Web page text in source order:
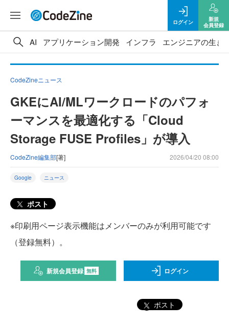
ログイン
新規
会員登録
AI アプリケーション開発 インフラ エンジニアの生き
CodeZineニュース
GKEにAI/MLワークロードのパフォ
ーマンスを最適化する「Cloud
Storage FUSE Profiles」が導入
CodeZine編集部[著] 2026/04/20 08:00
Google ニュース
ポスト
※印刷用ページ表示機能はメンバーのみが利用可能です
（登録無料）。
新規会員登録 無料 ログイン
ポスト